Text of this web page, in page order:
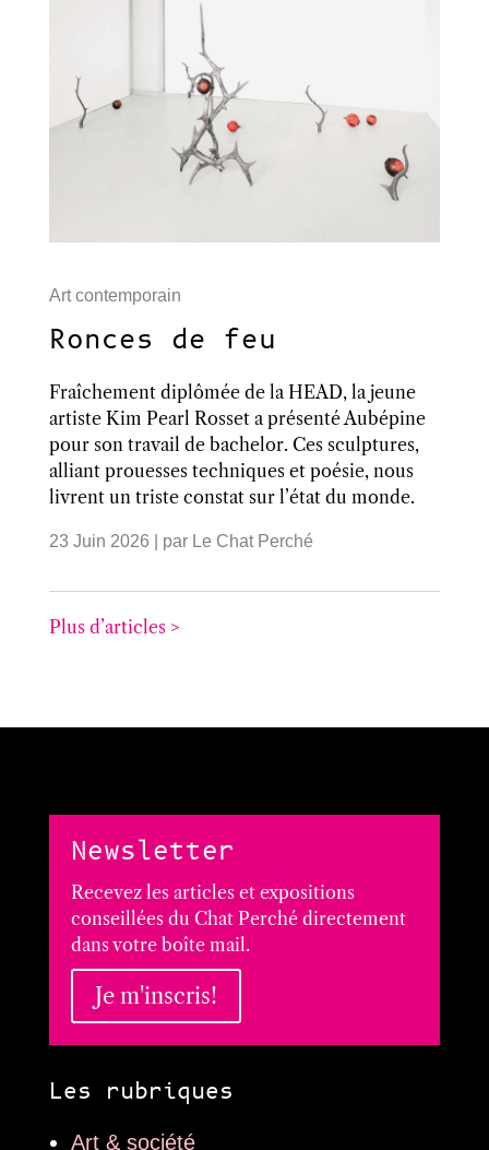
Art contemporain
Ronces de feu
Fraîchement diplômée de la HEAD, la jeune
artiste Kim Pearl Rosset a présenté Aubépine
pour son travail de bachelor. Ces sculptures,
alliant prouesses techniques et poésie, nous
livrent un triste constat sur l’état du monde.
23 Juin 2026 | par Le Chat Perché
Plus d’articles >
Newsletter
Recevez les articles et expositions
conseillées du Chat Perché directement
dans votre boîte mail.
Je m'inscris!
Les rubriques
Art & société